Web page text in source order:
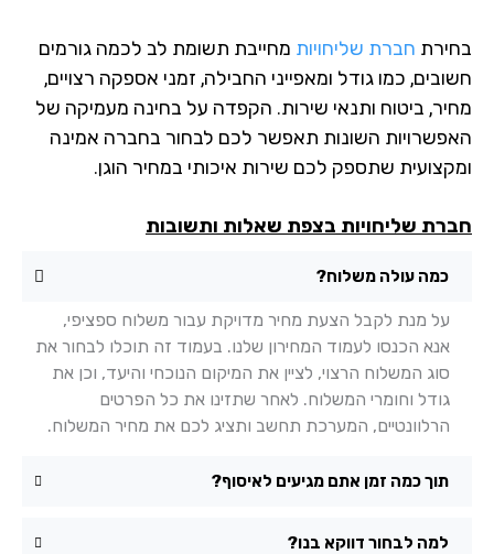
חברת שליחויותמחייבת תשומת לב לכמה גורמים
כמו גודל ומאפייני החבילה, זמני אספקה רצויים,
ביטוח ותנאי שירות. הקפדה על בחינה מעמיקה של
השונות תאפשר לכם לבחור בחברה אמינה
שתספק לכם שירות איכותי במחיר הוגן.
שליחויות בצפת שאלות ותשובות
כמה עולה משלוח?
על מנת לקבל הצעת מחיר מדויקת עבור משלוח ספציפי,
אנא הכנסו לעמוד המחירון שלנו. בעמוד זה תוכלו לבחור את
סוג המשלוח הרצוי, לציין את המיקום הנוכחי והיעד, וכן את
גודל וחומרי המשלוח. לאחר שתזינו את כל הפרטים
הרלוונטיים, המערכת תחשב ותציג לכם את מחיר המשלוח.
תוך כמה זמן אתם מגיעים לאיסוף?
למה לבחור דווקא בנו?